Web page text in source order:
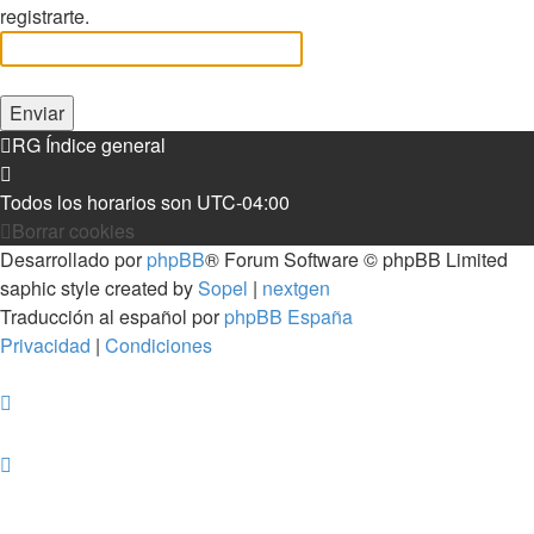
registrarte.
RG Índice general
Todos los horarios son UTC-04:00
Borrar cookies
Desarrollado porphpBB® Forum Software © phpBB Limited
saphic style created bySopel | nextgen
Traducción al español porphpBB España
Privacidad | Condiciones